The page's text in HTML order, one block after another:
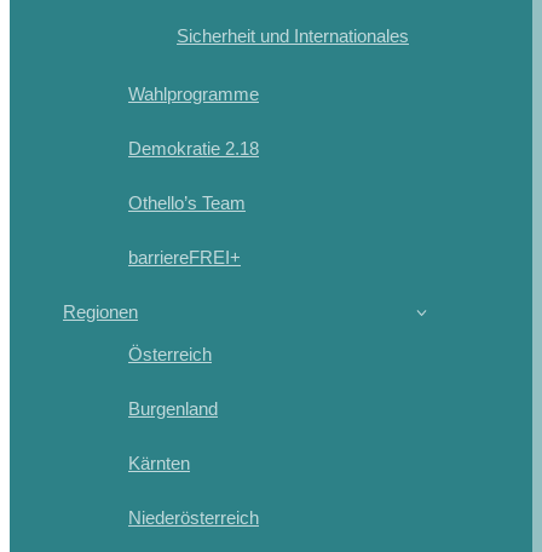
Sicherheit und Internationales
Wahlprogramme
Demokratie 2.18
Othello’s Team
barriereFREI+
Regionen
Österreich
Burgenland
Kärnten
Niederösterreich